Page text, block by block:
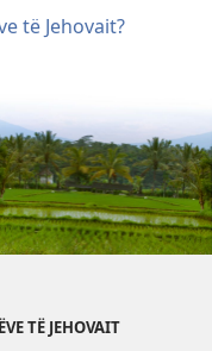
të Jehovait?
TË JEHOVAIT